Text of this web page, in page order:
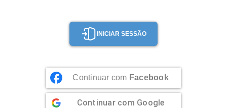
INICIAR SESSÃO
Continuar com Facebook
Continuar com Google